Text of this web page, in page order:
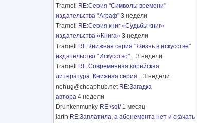
Tramell
RE:Серия "Символы времени"
издательства "Аграф" 3 недели
Tramell
RE:Серия книг «Судьбы книг»
издательства «Книга» 3 недели
Tramell
RE:Книжная серия "Жизнь в искусстве"
издательство "Искусство"... 3 недели
Tramell
RE:Современная корейская
литература. Книжная серия... 3 недели
nehug@cheaphub.net RE:Загадка
автора 4 недели
Drunkenmunky RE:/sql/ 1 месяц
larin RE:Заплатила, а абонемента нет и скачать